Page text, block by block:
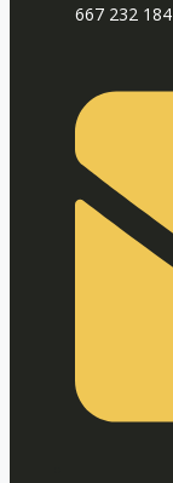
667 232 184